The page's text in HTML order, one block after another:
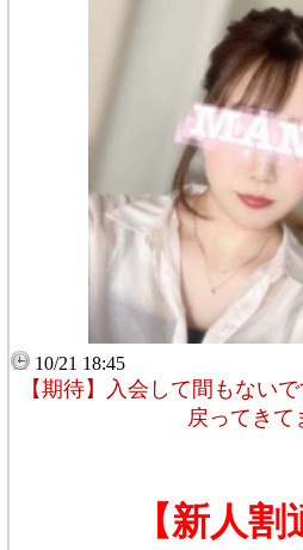
10/21 18:45
【期待】入会して間もない
戻ってきて
【新人割